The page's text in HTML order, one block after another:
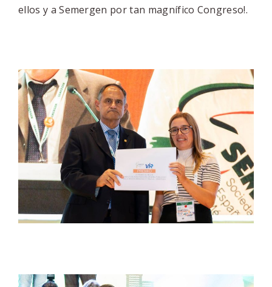
ellos y a Semergen por tan magnífico Congreso!.